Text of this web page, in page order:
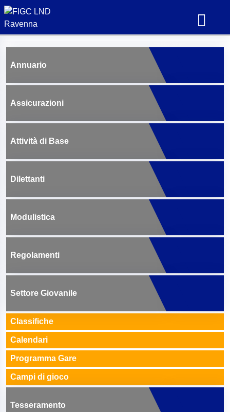
Annuario
Assicurazioni
Attività di Base
Dilettanti
Modulistica
Regolamenti
Settore Giovanile
Classifiche
Calendari
Programma Gare
Campi di gioco
Tesseramento